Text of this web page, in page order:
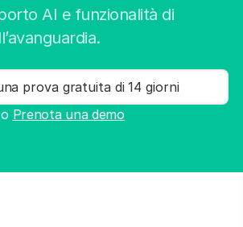
AI e funzionalità di
prova gratuita di 14 giorni
o Prenota una demo